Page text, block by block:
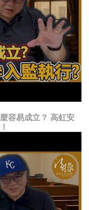
容易成立？ 高虹安